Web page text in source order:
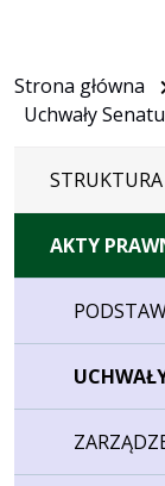
Strona główna
Uchwały Senatu
AKTY